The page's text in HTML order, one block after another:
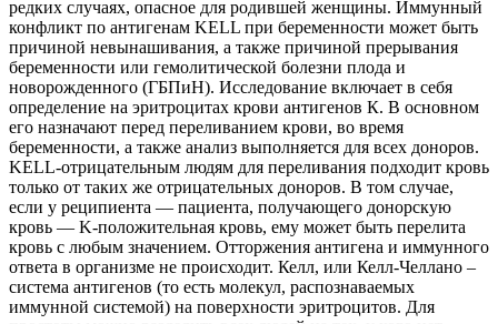
редких случаях, опасное для родившей женщины. Иммунный
конфликт по антигенам KELL при беременности может быть
причиной невынашивания, а также причиной прерывания
беременности или гемолитической болезни плода и
новорожденного (ГБПиН). Исследование включает в себя
определение на эритроцитах крови антигенов К. В основном
его назначают перед переливанием крови, во время
беременности, а также анализ выполняется для всех доноров.
KELL-отрицательным людям для переливания подходит кровь
только от таких же отрицательных доноров. В том случае,
если у реципиента — пациента, получающего донорскую
кровь — K-положительная кровь, ему может быть перелита
кровь с любым значением. Отторжения антигена и иммунного
ответа в организме не происходит. Келл, или Келл-Челлано –
система антигенов (то есть молекул, распознаваемых
иммунной системой) на поверхности эритроцитов. Для